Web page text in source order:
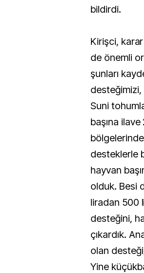
bildirdi.
Kirişci,
de önemli
şunları
Suni
başına
desteklerle
hayvan
olduk. Besi
liradan 500
desteğini,
çıkardık.
olan
Yine